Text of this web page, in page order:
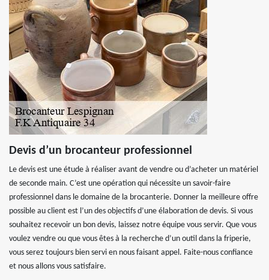
Devis d’un brocanteur professionnel
Le devis est une étude à réaliser avant de vendre ou d’acheter un matériel
de seconde main. C’est une opération qui nécessite un savoir-faire
professionnel dans le domaine de la brocanterie. Donner la meilleure offre
possible au client est l’un des objectifs d’une élaboration de devis. Si vous
souhaitez recevoir un bon devis, laissez notre équipe vous servir. Que vous
voulez vendre ou que vous êtes à la recherche d’un outil dans la friperie,
vous serez toujours bien servi en nous faisant appel. Faite-nous confiance
et nous allons vous satisfaire.